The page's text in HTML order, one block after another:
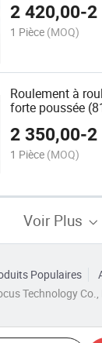
2 420,00-2
1 Pièce (MOQ)
Roulement à
forte poussée
2 350,00-2
1 Pièce (MOQ)
Voir Plus
Populaires
Technology